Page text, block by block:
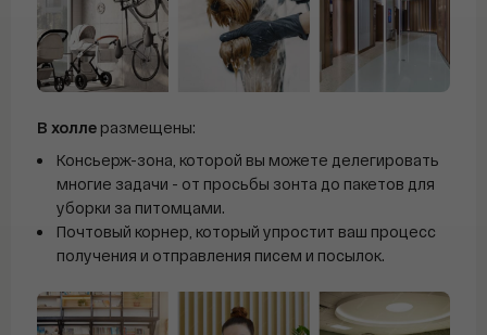
В холле размещены:
Консьерж-зона, которой вы можете делегировать
многие задачи - от просьбы зонта до пакетов для
уборки за питомцами.
Почтовый корнер, который упростит ваш процесс
получения и отправления писем и посылок.